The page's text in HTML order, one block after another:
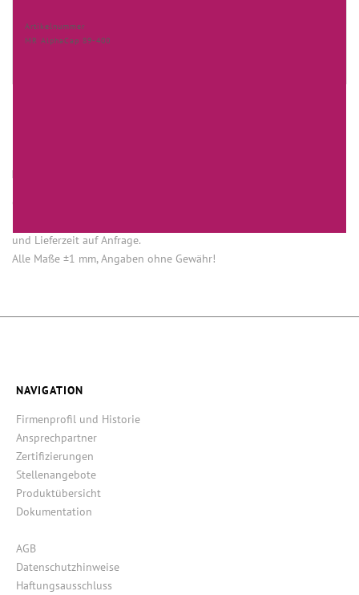
Artikelnummer
MR AlphaCap 89-400
HINWEISE
und Lieferzeit auf Anfrage.
Alle Maße ±1 mm, Angaben ohne Gewähr!
NAVIGATION
Firmenprofil und Historie
Ansprechpartner
Zertifizierungen
Stellenangebote
Produktübersicht
Dokumentation
AGB
Datenschutzhinweise
Haftungsausschluss